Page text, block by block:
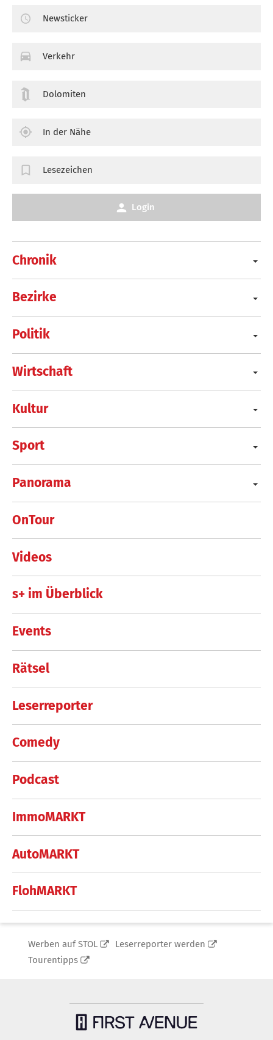
Chronik
Bezirke
Politik
Wirtschaft
Kultur
Sport
Panorama
OnTour
Videos
s+ im Überblick
Events
Rätsel
Leserreporter
Comedy
Podcast
ImmoMARKT
AutoMARKT
FlohMARKT
Newsticker
Verkehr
Dolomiten
In der Nähe
Lesezeichen
Login
Werben auf STOL
Leserreporter werden
Tourentipps